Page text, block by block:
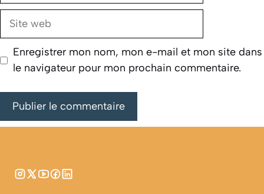
Site
Enregistrer mon nom, mon e-mail et mon site dans
le navigateur pour mon prochain commentaire.